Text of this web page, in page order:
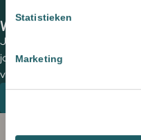
Statistieken
Marketing
Geborsteld
We zien je graag in
Jouw wensen op papier
jouw (buiten)ruimte? Plan een
van onze adviseurs om de